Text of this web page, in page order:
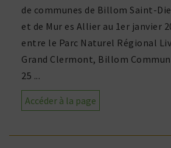
de communes de Billom Saint-
et de Mur es Allier au 1er janvier
entre le Parc Naturel Régional
Grand Clermont, Billom
25 ...
Accéder à la page